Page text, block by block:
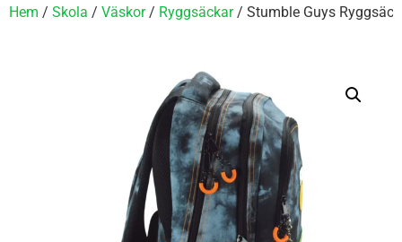
Hem / Skola / Väskor/ Ryggsäckar/ Stumble Guys